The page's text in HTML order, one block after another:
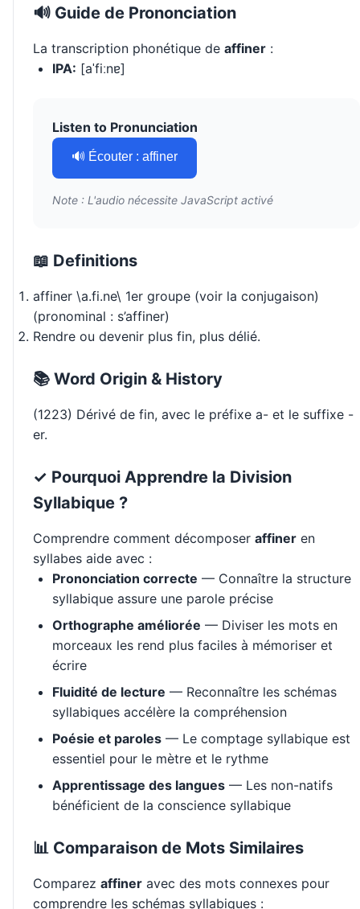
🔊 Guide de Prononciation
La transcription phonétique de affiner :
IPA: [aˈfiːnɐ]
Listen to Pronunciation
🔊 Écouter : affiner
Note : L'audio nécessite JavaScript activé
📖 Definitions
affiner \a.fi.ne\ 1er groupe (voir la conjugaison)
(pronominal : s’affiner)
Rendre ou devenir plus fin, plus délié.
📚 Word Origin & History
(1223) Dérivé de fin, avec le préfixe a- et le suffixe -
er.
✓ Pourquoi Apprendre la Division
Syllabique ?
Comprendre comment décomposer affiner en
syllabes aide avec :
Prononciation correcte — Connaître la structure
syllabique assure une parole précise
Orthographe améliorée — Diviser les mots en
morceaux les rend plus faciles à mémoriser et
écrire
Fluidité de lecture — Reconnaître les schémas
syllabiques accélère la compréhension
Poésie et paroles — Le comptage syllabique est
essentiel pour le mètre et le rythme
Apprentissage des langues — Les non-natifs
bénéficient de la conscience syllabique
📊 Comparaison de Mots Similaires
Comparez affiner avec des mots connexes pour
comprendre les schémas syllabiques :